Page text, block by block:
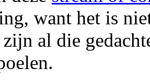
want het is
zijn al die